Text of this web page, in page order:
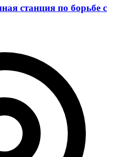
станция по борьбе с